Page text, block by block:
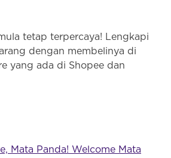
tetap terpercaya! Lengkapi
dengan membelinya di
yang ada di Shopee dan
Mata Panda! Welcome Mata